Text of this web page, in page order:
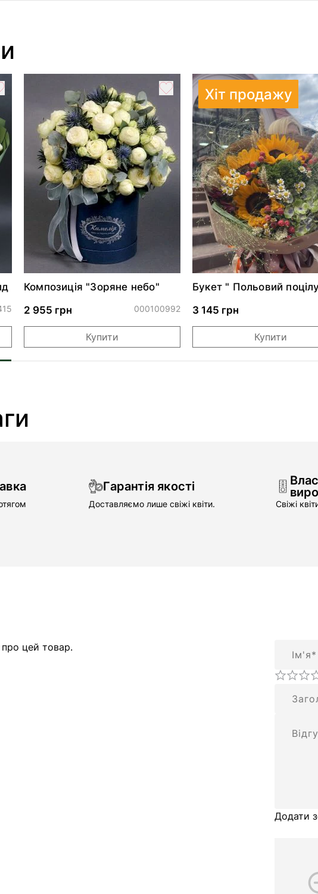
Композиція "Зоряне небо"
2 955 грн
000100992
Купити
Хіт продажу
Букет " Польовий
3 145 грн
Купити
Гарантія якості
Доставляємо лише свіжі квіти. Свіжі
про цей товар.
Додати